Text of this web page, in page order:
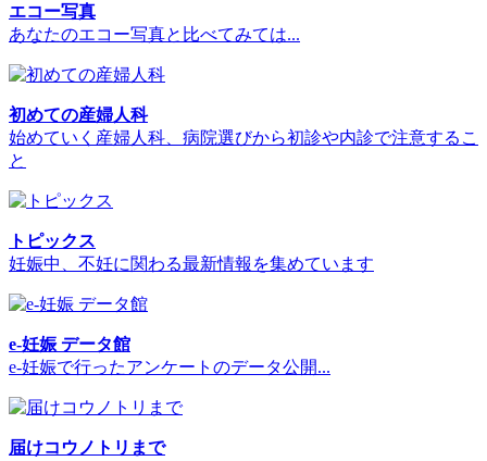
エコー写真
あなたのエコー写真と比べてみては...
初めての産婦人科
始めていく産婦人科、病院選びから初診や内診で注意するこ
と
トピックス
妊娠中、不妊に関わる最新情報を集めています
e-妊娠 データ館
e-妊娠で行ったアンケートのデータ公開...
届けコウノトリまで